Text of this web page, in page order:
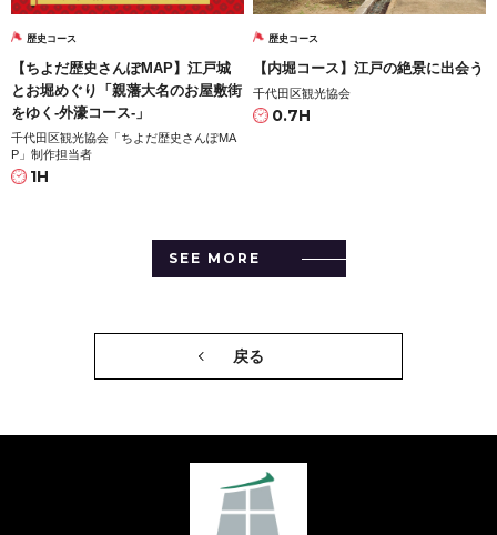
歴史コース
【ちよだ歴史さんぽMAP】江戸城
とお堀めぐり「親藩大名のお屋敷街
をゆく-外濠コース-」
千代田区観光協会「ちよだ歴史さんぽMA
P」制作担当者
1H
歴史コース
【内堀コース】江戸の絶景に出会う
千代田区観光協会
0.7H
SEE MORE
戻る